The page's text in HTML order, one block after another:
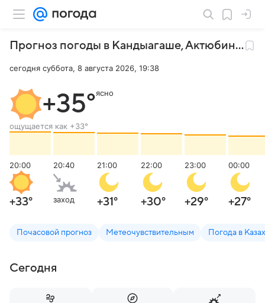
Прогноз погоды в Кандыагаше,Актюбинская область
сегодня суббота, 8 августа 2026, 19:38
+35°
ощущается как +33°
ясно
20:00
+33°
20:40
заход
21:00
+31°
22:00
+30°
23:00
+29°
00:00
+27°
Почасовой прогноз Метеочувствительным Погода в
Сегодня